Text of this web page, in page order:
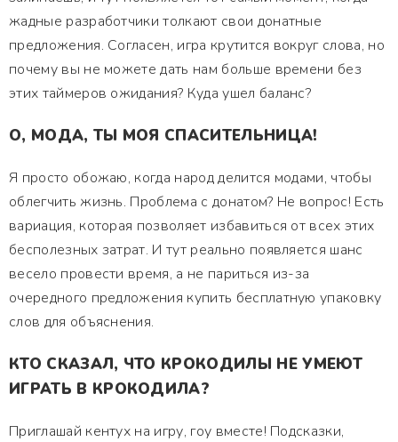
жадные разработчики толкают свои донатные
предложения. Согласен, игра крутится вокруг слова, но
почему вы не можете дать нам больше времени без
этих таймеров ожидания? Куда ушел баланс?
О, МОДА, ТЫ МОЯ СПАСИТЕЛЬНИЦА!
Я просто обожаю, когда народ делится модами, чтобы
облегчить жизнь. Проблема с донатом? Не вопрос! Есть
вариация, которая позволяет избавиться от всех этих
бесполезных затрат. И тут реально появляется шанс
весело провести время, а не париться из-за
очередного предложения купить бесплатную упаковку
слов для объяснения.
КТО СКАЗАЛ, ЧТО КРОКОДИЛЫ НЕ УМЕЮТ
ИГРАТЬ В КРОКОДИЛА?
Приглашай кентух на игру, гоу вместе! Подсказки,